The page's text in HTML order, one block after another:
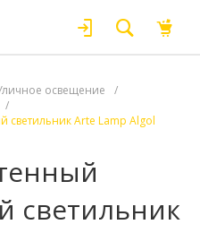
освещение
/
/
светильник Arte Lamp Algol
светильник